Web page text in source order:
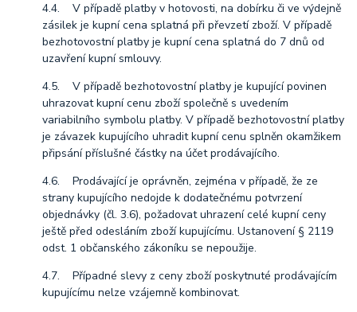
4.4. V případě platby v hotovosti, na dobírku či ve výdejně
zásilek je kupní cena splatná při převzetí zboží. V případě
bezhotovostní platby je kupní cena splatná do 7 dnů od
uzavření kupní smlouvy.
4.5. V případě bezhotovostní platby je kupující povinen
uhrazovat kupní cenu zboží společně s uvedením
variabilního symbolu platby. V případě bezhotovostní platby
je závazek kupujícího uhradit kupní cenu splněn okamžikem
připsání příslušné částky na účet prodávajícího.
4.6. Prodávající je oprávněn, zejména v případě, že ze
strany kupujícího nedojde k dodatečnému potvrzení
objednávky (čl. 3.6), požadovat uhrazení celé kupní ceny
ještě před odesláním zboží kupujícímu. Ustanovení § 2119
odst. 1 občanského zákoníku se nepoužije.
4.7. Případné slevy z ceny zboží poskytnuté prodávajícím
kupujícímu nelze vzájemně kombinovat.